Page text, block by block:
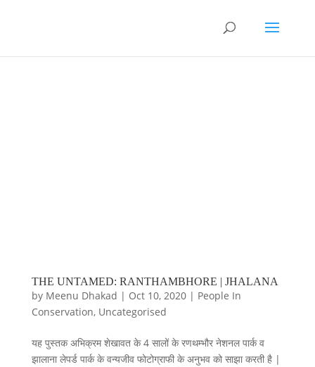
THE UNTAMED: RANTHAMBHORE | JHALANA
by Meenu Dhakad | Oct 10, 2020| People In
Conservation, Uncategorised
यह पुस्तक अभिक्रम शेखावत के 4 सालों के रणथम्भौर नेशनल पार्क व
झालाना लेपर्ड पार्क के वन्यजीव फोटोग्राफी के अनुभव को साझा करती है |